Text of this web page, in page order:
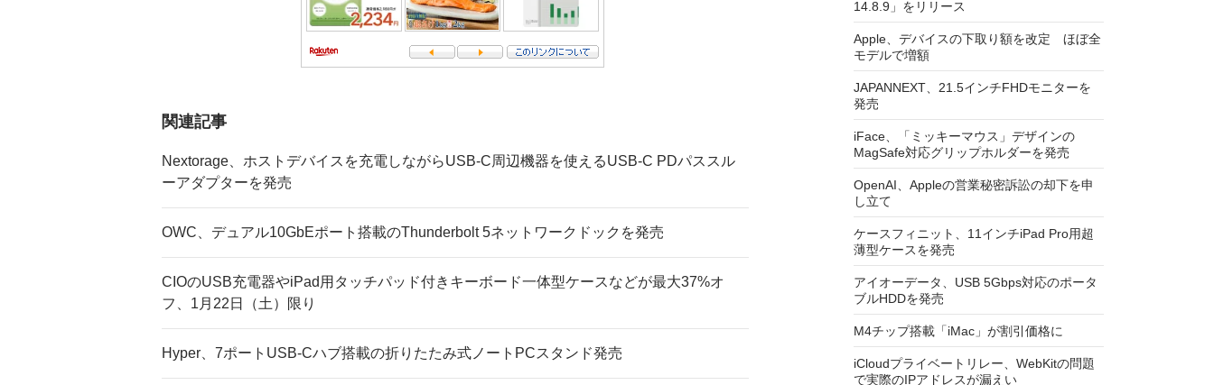
関連記事
Nextorage、ホストデバイスを充電しながらUSB-C周辺機器を使えるUSB-C PDパススル
ーアダプターを発売
OWC、デュアル10GbEポート搭載のThunderbolt 5ネットワークドックを発売
CIOのUSB充電器やiPad用タッチパッド付きキーボード一体型ケースなどが最大37%オ
フ、1月22日（土）限り
Hyper、7ポートUSB-Cハブ搭載の折りたたみ式ノートPCスタンド発売
14.8.9」をリリース
Apple、デバイスの下取り額を改定 ほぼ全
モデルで増額
JAPANNEXT、21.5インチFHDモニターを
発売
iFace、「ミッキーマウス」デザインの
MagSafe対応グリップホルダーを発売
OpenAI、Appleの営業秘密訴訟の却下を申
し立て
ケースフィニット、11インチiPad Pro用超
薄型ケースを発売
アイオーデータ、USB 5Gbps対応のポータ
ブルHDDを発売
M4チップ搭載「iMac」が割引価格に
iCloudプライベートリレー、WebKitの問題
で実際のIPアドレスが漏えい